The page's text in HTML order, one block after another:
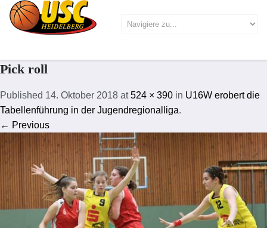
Pick roll
Published 14. Oktober 2018 at524 × 390 in U16W erobert die
Tabellenführung in der Jugendregionalliga.
← Previous